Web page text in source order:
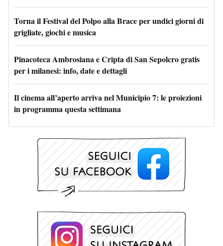
Torna il Festival del Polpo alla Brace per undici giorni di
grigliate, giochi e musica
Pinacoteca Ambrosiana e Cripta di San Sepolcro gratis
per i milanesi: info, date e dettagli
Il cinema all’aperto arriva nel Municipio 7: le proiezioni
in programma questa settimana